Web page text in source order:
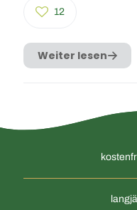
12
Weiter lesen